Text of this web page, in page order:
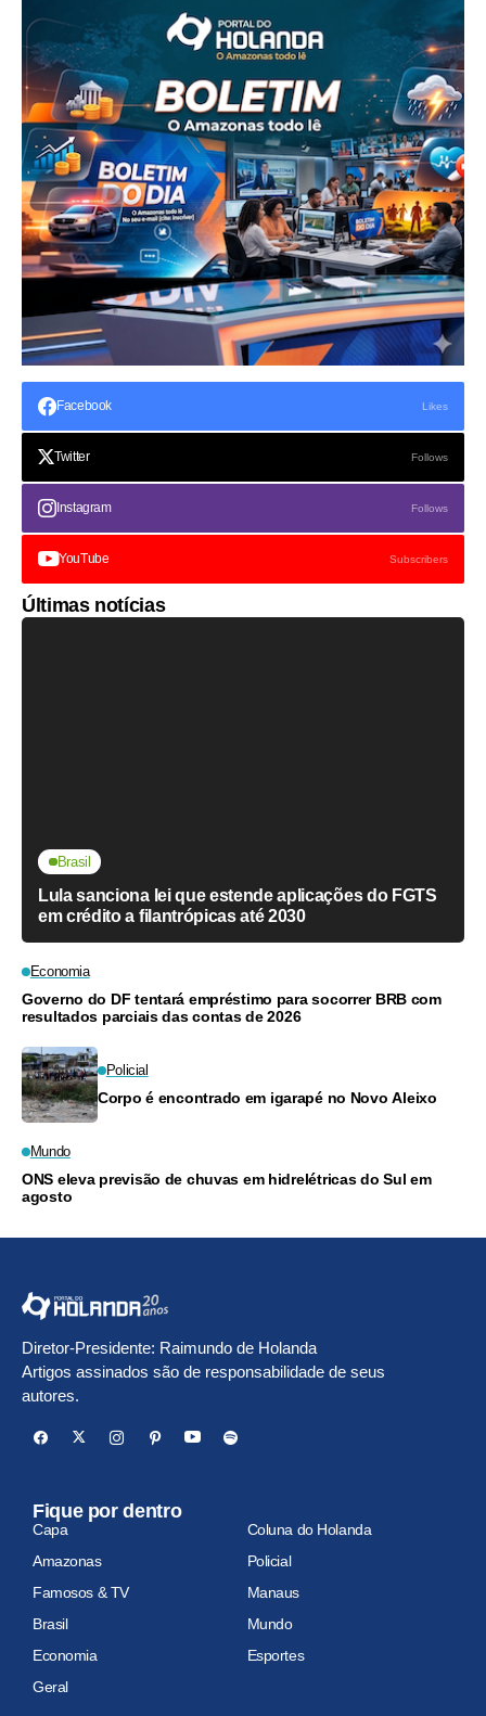
Facebook Likes
Twitter Follows
Instagram Follows
YouTube Subscribers
Últimas notícias
Brasil
Lula sanciona lei que estende aplicações do FGTS
em crédito a filantrópicas até 2030
Economia
Governo do DF tentará empréstimo para socorrer BRB com
resultados parciais das contas de 2026
Policial
Corpo é encontrado em igarapé no Novo Aleixo
Mundo
ONS eleva previsão de chuvas em hidrelétricas do Sul em
agosto
Diretor-Presidente: Raimundo de Holanda
Artigos assinados são de responsabilidade de seus
autores.
Fique por dentro
Capa
Coluna do Holanda
Amazonas
Policial
Famosos & TV
Manaus
Brasil
Mundo
Economia
Esportes
Geral